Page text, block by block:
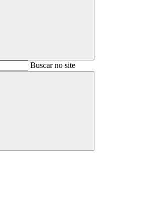
BuscarBuscar no site
Buscar